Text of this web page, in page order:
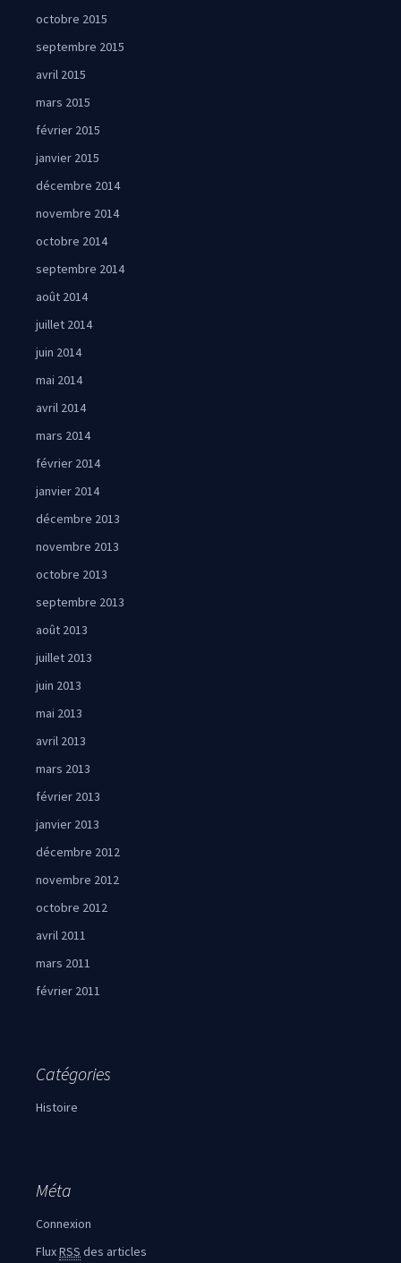
octobre 2015
septembre 2015
avril 2015
mars 2015
février 2015
janvier 2015
décembre 2014
novembre 2014
octobre 2014
septembre 2014
août 2014
juillet 2014
juin 2014
mai 2014
avril 2014
mars 2014
février 2014
janvier 2014
décembre 2013
novembre 2013
octobre 2013
septembre 2013
août 2013
juillet 2013
juin 2013
mai 2013
avril 2013
mars 2013
février 2013
janvier 2013
décembre 2012
novembre 2012
octobre 2012
avril 2011
mars 2011
février 2011
Catégories
Histoire
Méta
Connexion
FluxRSS des articles